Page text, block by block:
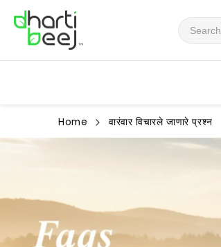
सामग्रीवर
जा
Home वारंवार विचारले जाणारे प्रश्न